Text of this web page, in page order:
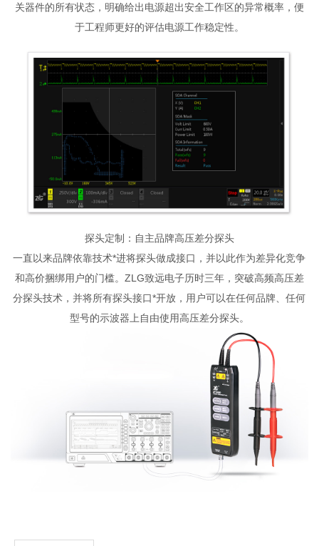
关器件的所有状态，明确给出电源超出安全工作区的异常概率，便
于工程师更好的评估电源工作稳定性。
探头定制：自主品牌高压差分探头
一直以来品牌依靠技术*进将探头做成接口，并以此作为差异化竞争
和高价捆绑用户的门槛。ZLG致远电子历时三年，突破高频高压差
分探头技术，并将所有探头接口*开放，用户可以在任何品牌、任何
型号的示波器上自由使用高压差分探头。